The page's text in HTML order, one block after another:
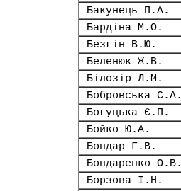
Бакунець П.А.
Бардіна М.О.
Безгін В.Ю.
Беленюк Ж.В.
Білозір Л.М.
Бобровська С.А.
Богуцька Є.П.
Бойко Ю.А.
Бондар Г.В.
Бондаренко О.В.
Борзова І.Н.